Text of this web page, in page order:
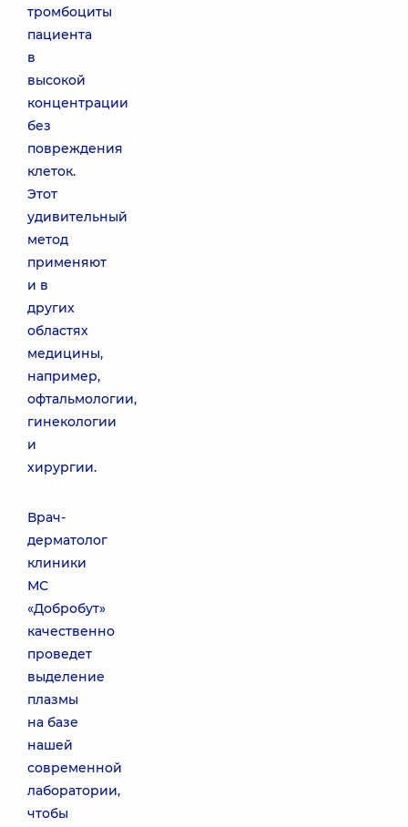
тромбоциты
пациента
в
высокой
концентрации
без
повреждения
клеток.
Этот
удивительный
метод
применяют
и в
других
областях
медицины,
например,
офтальмологии,
гинекологии
и
хирургии.
Врач-
дерматолог
клиники
МС
«Добробут»
качественно
проведет
выделение
плазмы
на базе
нашей
современной
лаборатории,
чтобы